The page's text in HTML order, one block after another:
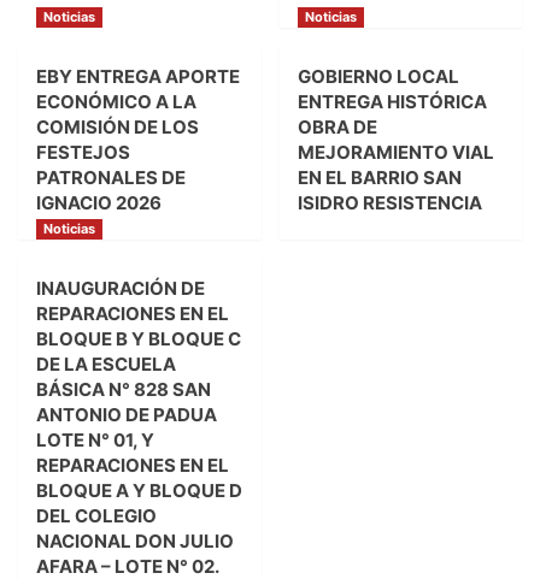
Noticias
EBY ENTREGA APORTE
ECONÓMICO A LA
COMISIÓN DE LOS
FESTEJOS
PATRONALES DE
IGNACIO 2026
Noticias
GOBIERNO LOCAL
ENTREGA HISTÓRICA
OBRA DE
MEJORAMIENTO VIAL
EN EL BARRIO SAN
ISIDRO RESISTENCIA
Noticias
INAUGURACIÓN DE
REPARACIONES EN EL
BLOQUE B Y BLOQUE C
DE LA ESCUELA
BÁSICA N° 828 SAN
ANTONIO DE PADUA
LOTE N° 01, Y
REPARACIONES EN EL
BLOQUE A Y BLOQUE D
DEL COLEGIO
NACIONAL DON JULIO
AFARA – LOTE N° 02.